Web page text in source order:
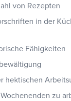
von Rezepten
in der
Fähigkeiten
hektischen
zu